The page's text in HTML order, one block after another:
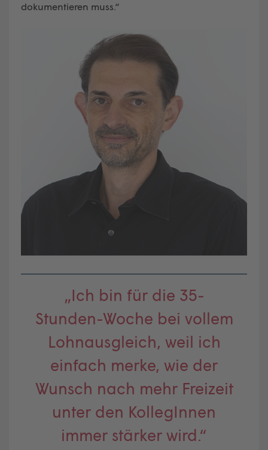
dokumentieren muss.“
„Ich bin für die 35-
Stunden-Woche bei vollem
Lohnausgleich, weil ich
einfach merke, wie der
Wunsch nach mehr Freizeit
unter den KollegInnen
immer stärker wird.“